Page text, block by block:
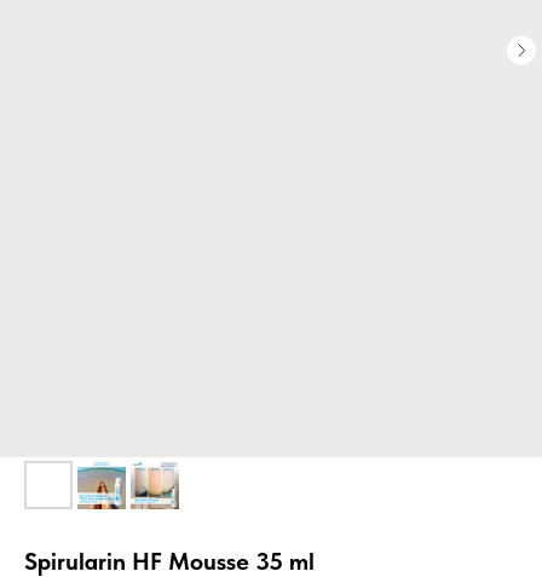
Spirularin HF Mousse 35 ml